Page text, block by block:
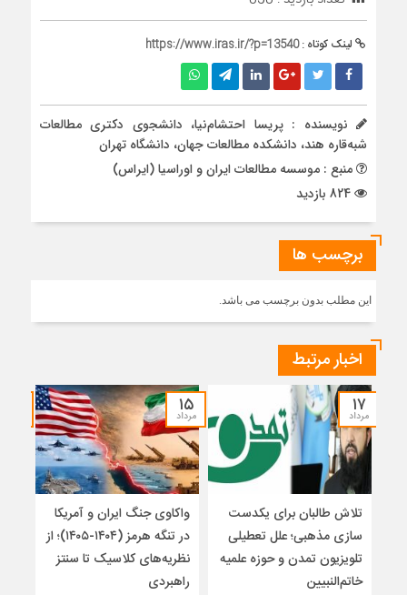
لینک کوتاه :https://www.iras.ir/?p=13540
نویسنده : پریسا احتشام‌نیا، دانشجوی دکتری مطالعات
شبه‌قاره هند، دانشکده مطالعات جهان، دانشگاه تهران
منبع : موسسه مطالعات ایران و اوراسیا (ایراس)
برچسب ها
این مطلب بدون برچسب می باشد.
اخبار مرتبط
۱۷
مرداد
تلاش طالبان برای یکدست
سازی مذهبی؛ علل تعطیلی
تلویزیون تمدن و حوزه علمیه
خاتم‌النبیین
۱۵
مرداد
واکاوی جنگ ایران و آمریکا
در تنگه هرمز (۱۴۰۴-۱۴۰۵)؛ از
نظریه‌های کلاسیک تا سنتز
راهبردی